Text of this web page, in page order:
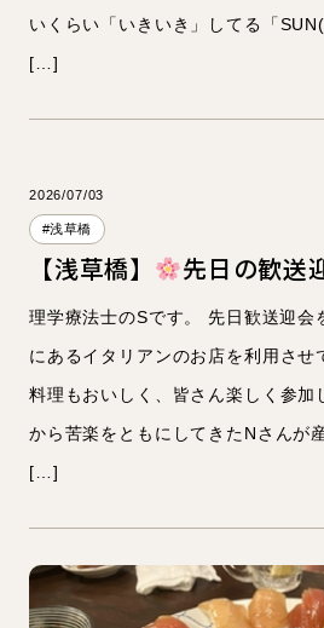
いくらい「いきいき」してる「
[…]
2026/07/03
#浅草橋
【浅草橋】 先日の歓送
理学療法士のSです。 先日歓送迎会
にあるイタリアンのお店を利用させ
料理もおいしく、皆さん楽しく参
から苦楽をともにしてきたNさんが
[…]